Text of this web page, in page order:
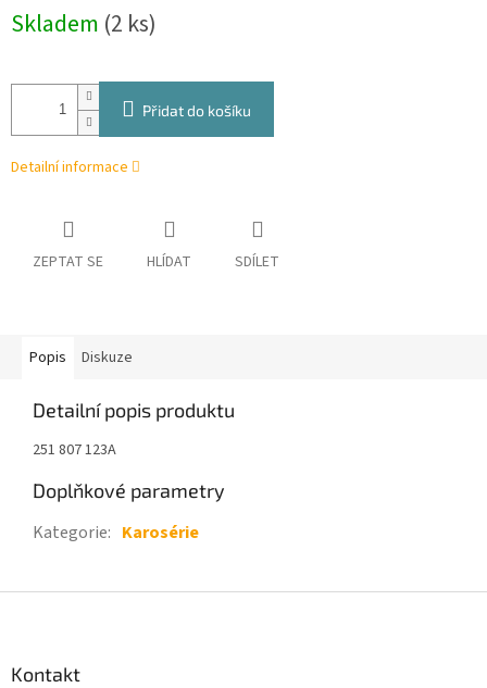
cena:
Skladem (2 ks)
Přidat do košíku
Detailní informace
ZEPTAT SE HLÍDAT SDÍLET
Popis Diskuze
Detailní popis produktu
251 807 123A
Doplňkové parametry
Kategorie: Karosérie
Kontakt